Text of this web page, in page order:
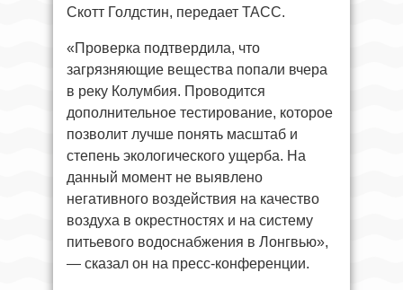
Скотт Голдстин, передает ТАСС.
«Проверка подтвердила, что
загрязняющие вещества попали вчера
в реку Колумбия. Проводится
дополнительное тестирование, которое
позволит лучше понять масштаб и
степень экологического ущерба. На
данный момент не выявлено
негативного воздействия на качество
воздуха в окрестностях и на систему
питьевого водоснабжения в Лонгвью»,
— сказал он на пресс-конференции.